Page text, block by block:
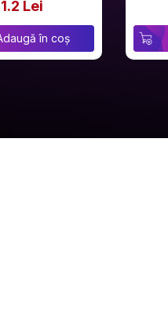
Lei
în coș